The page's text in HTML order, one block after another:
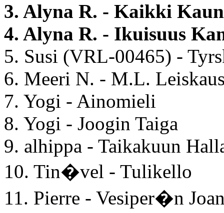
3. Alyna R. - Kaikki
4. Alyna R. - Ikuisuus
5. Susi (VRL-00465) -
6. Meeri N. - M.L.
7. Yogi - Ainomieli
8. Yogi - Joogin Taiga
9. alhippa - Taikakuun
10. Tin�vel - Tulikello
11. Pierre - Vesiper�n